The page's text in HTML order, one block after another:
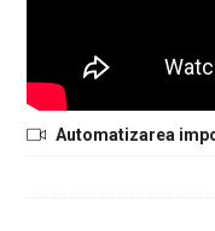
Automatizarea